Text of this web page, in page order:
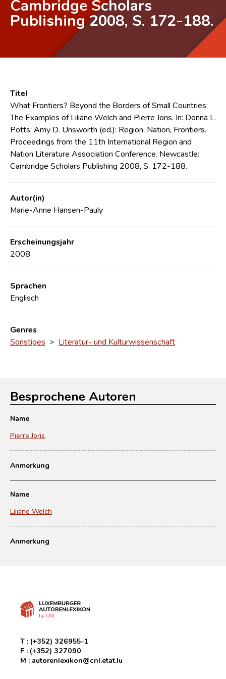
Cambridge Scholars
Publishing 2008, S. 172-188.
Titel
What Frontiers? Beyond the Borders of Small Countries:
The Examples of Liliane Welch and Pierre Joris. In: Donna L.
Potts; Amy D. Unsworth (ed.): Region, Nation, Frontiers.
Proceedings from the 11th International Region and
Nation Literature Association Conference. Newcastle:
Cambridge Scholars Publishing 2008, S. 172-188.
Autor(in)
Marie-Anne Hansen-Pauly
Erscheinungsjahr
2008
Sprachen
Englisch
Genres
Sonstiges > Literatur- und Kulturwissenschaft
Besprochene Autoren
Name
Pierre Joris
Anmerkung
Name
Liliane Welch
Anmerkung
T : (+352) 326955-1
F : (+352) 327090
M : autorenlexikon@cnl.etat.lu